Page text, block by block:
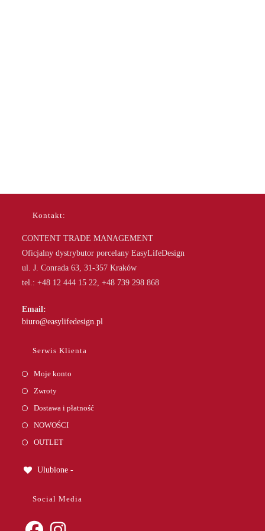
Kontakt:
CONTENT TRADE MANAGEMENT
Oficjalny dystrybutor porcelany EasyLifeDesign
ul. J. Conrada 63, 31-357 Kraków
tel.: +48 12 444 15 22, +48 739 298 868
Email:
biuro@easylifedesign.pl
Serwis Klienta
Moje konto
Zwroty
Dostawa i płatność
NOWOŚCI
OUTLET
Ulubione -
Social Media